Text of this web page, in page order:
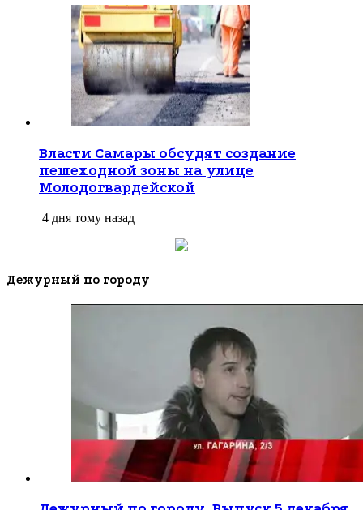
Власти Самары обсудят создание
пешеходной зоны на улице
Молодогвардейской
4 дня тому назад
Дежурный по городу